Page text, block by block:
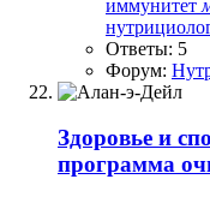
иммунитет
Ответы: 5
Форум:
Здоровье и
программа